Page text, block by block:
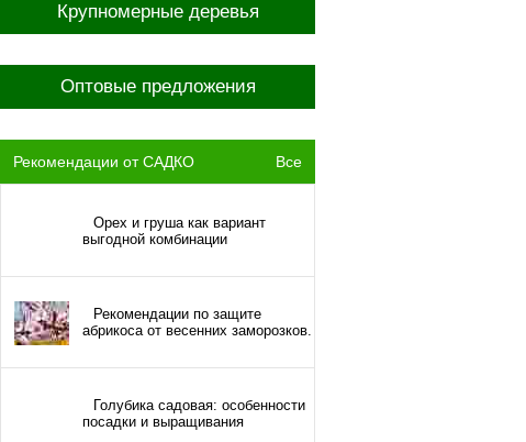
Крупномерные деревья
Оптовые предложения
Рекомендации от САДКО Все
Орех и груша как вариант
выгодной комбинации
Рекомендации по защите
абрикоса от весенних заморозков.
Голубика садовая: особенности
посадки и выращивания